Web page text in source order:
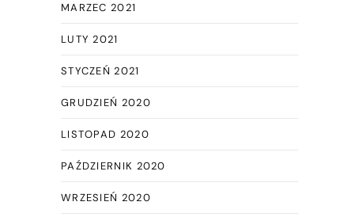
MARZEC 2021
LUTY 2021
STYCZEŃ 2021
GRUDZIEŃ 2020
LISTOPAD 2020
PAŹDZIERNIK 2020
WRZESIEŃ 2020